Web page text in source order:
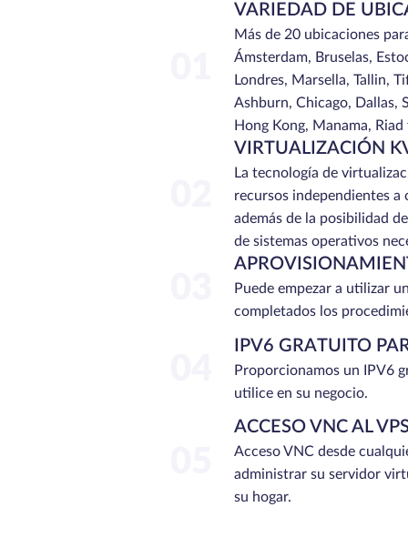
VARIEDAD DE
Más de 20 ubicaciones
Ámsterdam, Bruselas,
Londres, Marsella, Tallin,
Ashburn, Chicago, Dallas,
Hong Kong, Manama, Riad
VIRTUALIZACIÓN
La tecnología de
recursos independientes a
además de la posibilidad
de sistemas operativos
Puede empezar a utilizar
completados los
IPV6 GRATUITO
Proporcionamos un IPV6
utilice en su negocio.
ACCESO VNC AL
Acceso VNC desde
administrar su servidor
su hogar.